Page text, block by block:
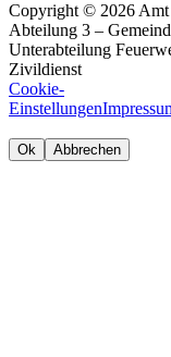
Copyright © 2026 Amt
Abteilung 3 –
Unterabteilung
Zivildienst
Cookie-
Einstellungen
Ok Abbrechen